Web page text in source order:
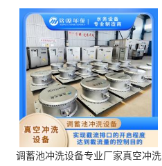
调蓄池冲洗设备专业厂家真空冲洗